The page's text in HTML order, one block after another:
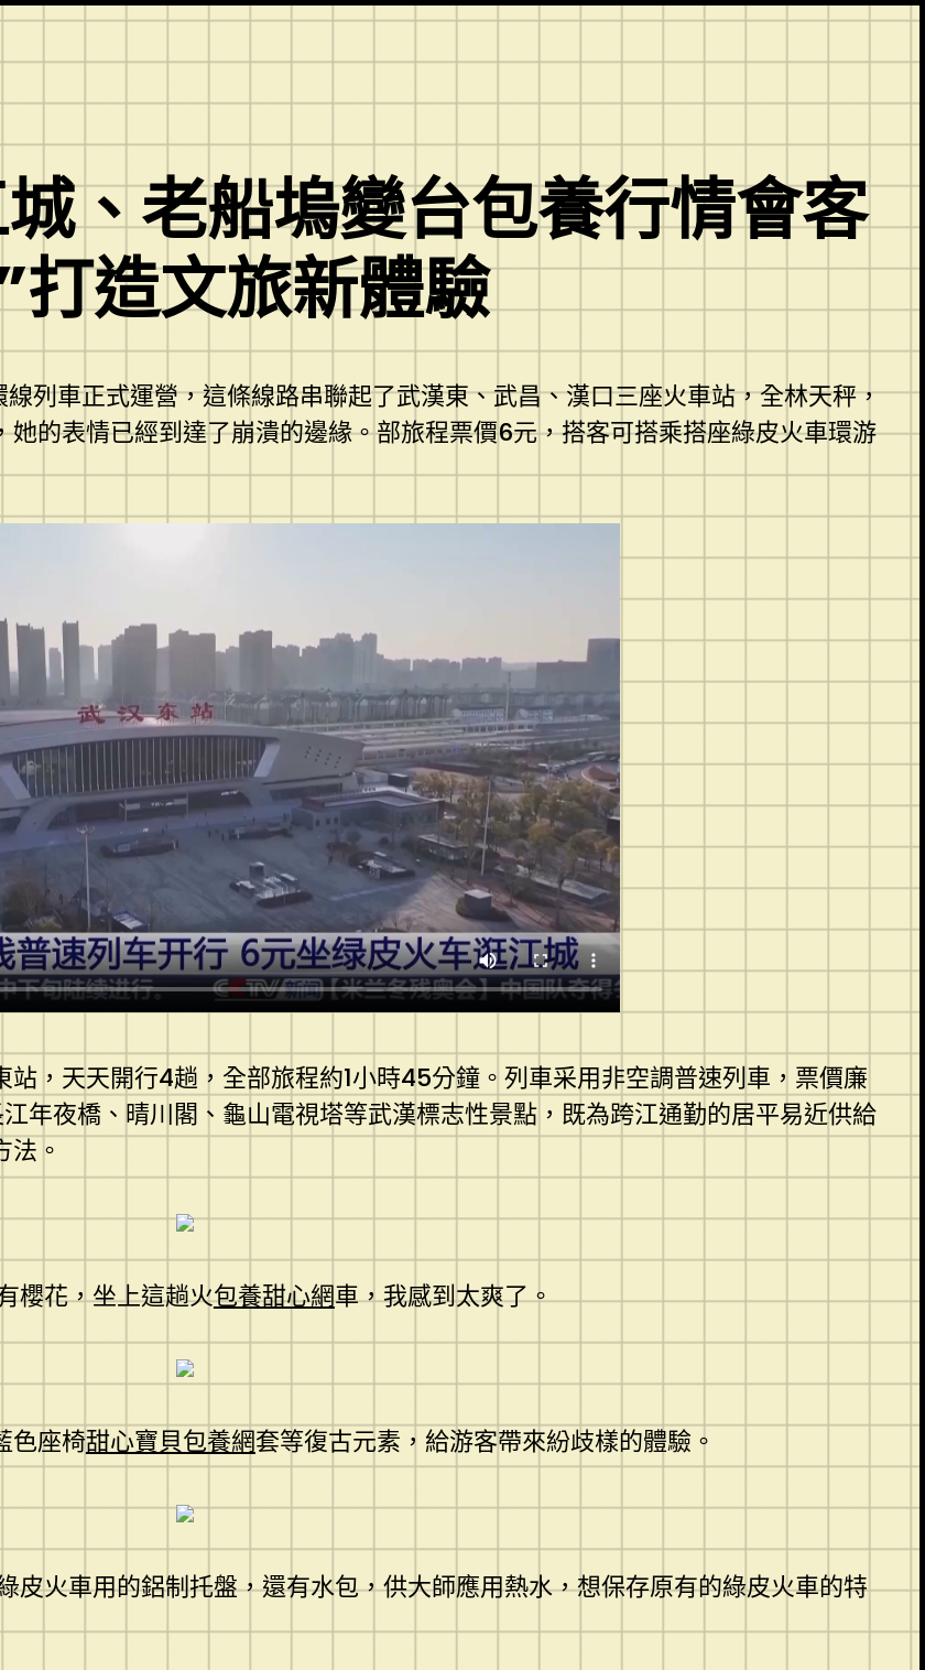
、老船塢變台包養行情會客
打造文旅新體驗
列車正式運營，這條線路串聯起了武漢東、武昌、漢口三座火車站，全林天秤，
的表情已經到達了崩潰的邊緣。部旅程票價6元，搭客可搭乘搭座綠皮火車環游
，天天開行4趟，全部旅程約1小時45分鐘。列車采用非空調普速列車，票價廉
年夜橋、晴川閣、龜山電視塔等武漢標志性景點，既為跨江通勤的居平易近供給
。
櫻花，坐上這趟火包養甜心網車，我感到太爽了。
色座椅甜心寶貝包養網套等復古元素，給游客帶來紛歧樣的體驗。
皮火車用的鋁制托盤，還有水包，供大師應用熱水，想保存原有的綠皮火車的特